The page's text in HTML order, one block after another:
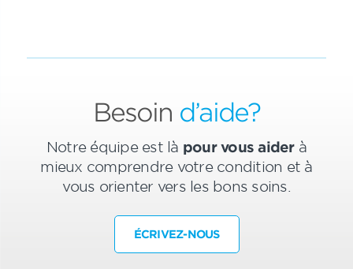
Besoin d’aide?
Notre équipe est là pour vous aiderà
mieux comprendre votre condition et à
vous orienter vers les bons soins.
ÉCRIVEZ-NOUS